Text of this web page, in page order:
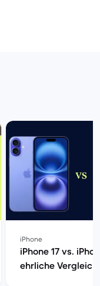
iPhone
iPhone 17 vs.
ehrliche Vergleich